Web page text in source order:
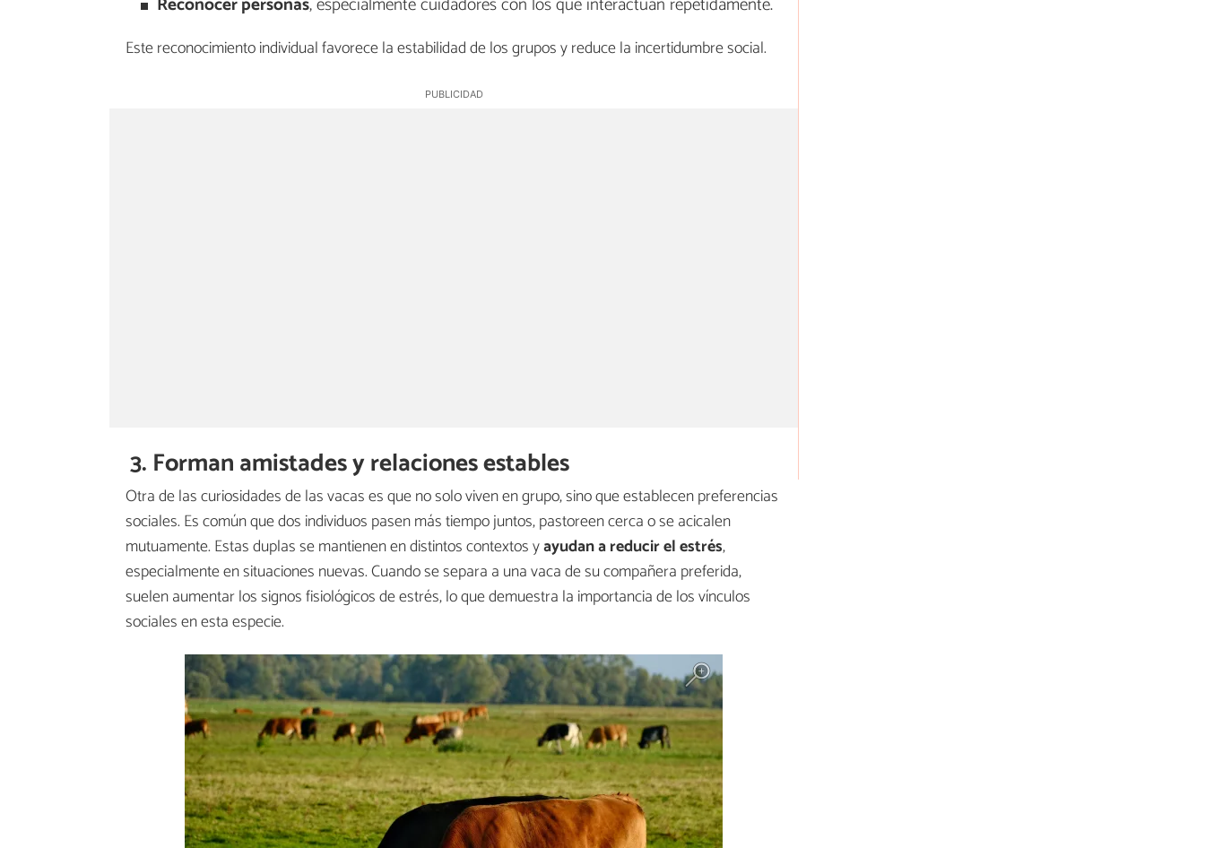
Este reconocimiento individual favorece la estabilidad de los grupos y reduce la incertidumbre social.
3. Forman amistades y relaciones estables
Otra de las curiosidades de las vacas es que no solo viven en grupo, sino que establecen preferencias
sociales. Es común que dos individuos pasen más tiempo juntos, pastoreen cerca o se acicalen
mutuamente. Estas duplas se mantienen en distintos contextos yayudan a reducir el estrés,
especialmente en situaciones nuevas. Cuando se separa a una vaca de su compañera preferida,
suelen aumentar los signos fisiológicos de estrés, lo que demuestra la importancia de los vínculos
sociales en esta especie.